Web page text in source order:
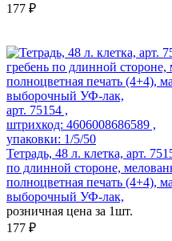
177 ₽
арт. 75154 ,
штрихкод: 4606008686589 ,
упаковки: 1/5/50
Тетрадь, 48 л. клетка, арт.
по длинной стороне,
полноцветная печать (4+4),
выборочный УФ-лак,
розничная цена за 1шт.
177 ₽